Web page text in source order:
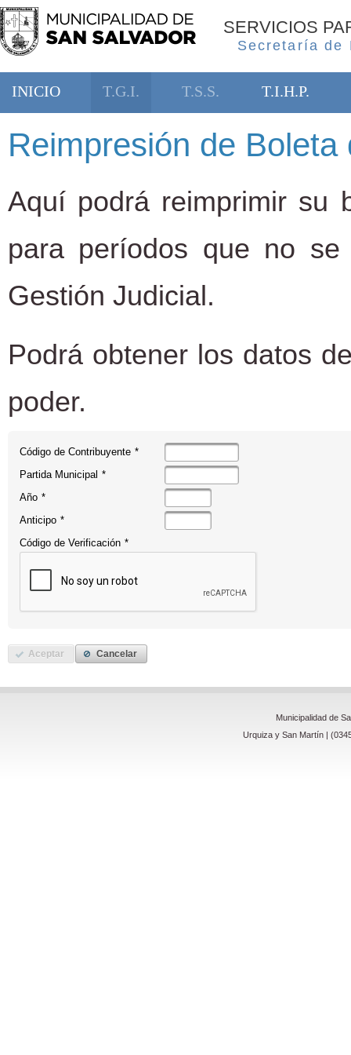
SERVICIOS
Secretaría de
INICIO T.G.I. T.S.S. T.I.H.P.
Reimpresión de
Aquí podrá reimprimir su
para períodos que no
Gestión Judicial.
Podrá obtener los datos
poder.
Código de Contribuyente *
Partida Municipal *
Año *
Anticipo *
Código de Verificación *
Aceptar Cancelar
Municipalidad de
Urquiza y San Martín |